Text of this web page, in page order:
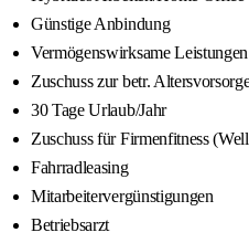
Günstige Anbindung
Vermögenswirksame Leistungen
Zuschuss zur betr.
30 Tage Urlaub/Jahr
Zuschuss für Firmenfitness
Fahrradleasing
Mitarbeitervergünstigungen
Betriebsarzt